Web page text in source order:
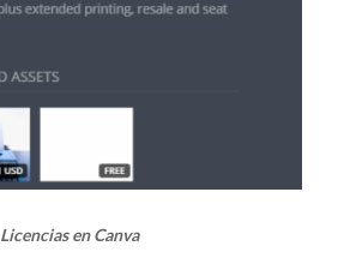
Licencias en Canva